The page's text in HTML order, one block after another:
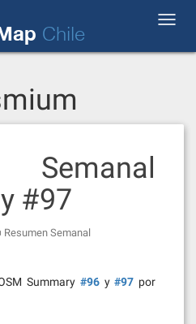
Chile
Semanal
#97
Resumen Semanal
Summary #96y#97 por